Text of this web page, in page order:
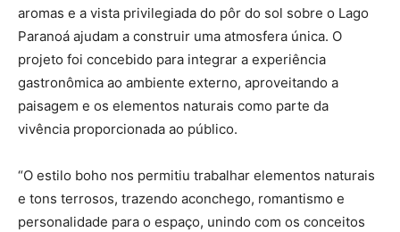
aromas e a vista privilegiada do pôr do sol sobre o Lago
Paranoá ajudam a construir uma atmosfera única. O
projeto foi concebido para integrar a experiência
gastronômica ao ambiente externo, aproveitando a
paisagem e os elementos naturais como parte da
vivência proporcionada ao público.
“O estilo boho nos permitiu trabalhar elementos naturais
e tons terrosos, trazendo aconchego, romantismo e
personalidade para o espaço, unindo com os conceitos